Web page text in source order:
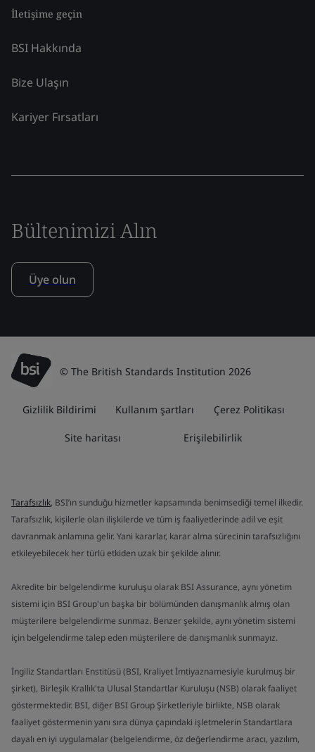
İletişime geçin
BSI Hakkında
Bize Ulaşın
Kariyer Fırsatları
Bültenimizi Alın
Üye olun
© The British Standards Institution 2026
Gizlilik Bildirimi Kullanım şartları Çerez Politikası
Site haritası Erişilebilirlik
Tarafsızlık, BSI’ın sunduğu hizmetler kapsamında benimsediği temel ilkedir.
Tarafsızlık, kişilerle olan ilişkilerde ve tüm iş faaliyetlerinde adil ve eşit
davranmak anlamına gelir. Yani kararlar, karar alma sürecinin tarafsızlığını
etkileyebilecek her türlü etkiden uzak bir şekilde alınır.
Akredite bir belgelendirme kuruluşu olarak BSI Assurance, aynı yönetim
sistemi için BSI Group'un başka bir bölümünden danışmanlık almış olan
müşterilere belgelendirme sunmaz. Benzer şekilde, aynı yönetim sistemi
için belgelendirme talep eden müşterilere de danışmanlık sunmayız.
İngiliz Standartları Enstitüsü (BSI, Kraliyet İmtiyaznamesiyle kurulmuş bir
şirket), Birleşik Krallık'ta Ulusal Standartlar Kuruluşu (NSB) olarak faaliyet
göstermektedir. BSI, diğer BSI Group Şirketleriyle birlikte, NSB olarak
faaliyet göstermenin yanı sıra dünya çapındaki işletmelerin Standartlara
dayalı en iyi uygulamalar (belgelendirme, öz değerlendirme aracı, yazılım,